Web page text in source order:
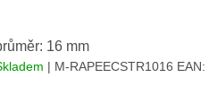
16 mm
| M-RAPEECSTR1016 EAN: